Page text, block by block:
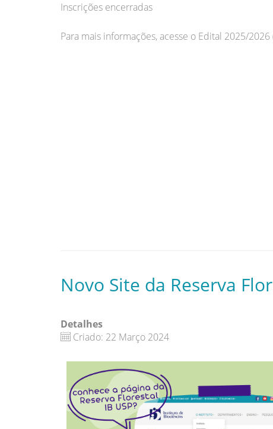
Inscrições encerradas
Para mais informações, acesse o Edital 2025/2026
Novo Site da Reserva
Detalhes
Criado: 22 Março 2024